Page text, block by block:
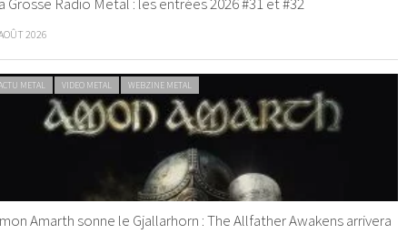
2026
METAL VIDEO METAL WEBZINE METAL
Amarth sonne le Gjallarhorn : The Allfather Awakens arrivera